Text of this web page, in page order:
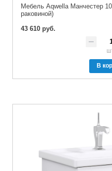
Мебель Aqwella Манчестер
раковиной)
43 610 руб.
В